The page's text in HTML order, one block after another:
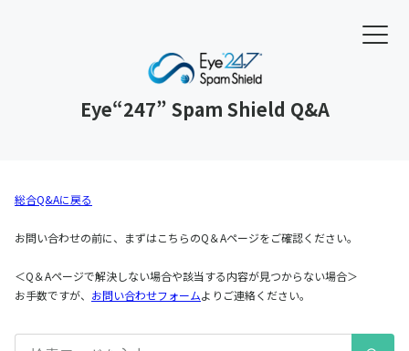
Eye“247” Spam Shield Q&A
総合Q&Aに戻る
お問い合わせの前に、まずはこちらのQ＆Aページをご確認ください。
＜Q＆Aページで解決しない場合や該当する内容が見つからない場合＞
お手数ですが、 お問い合わせフォームよりご連絡ください。